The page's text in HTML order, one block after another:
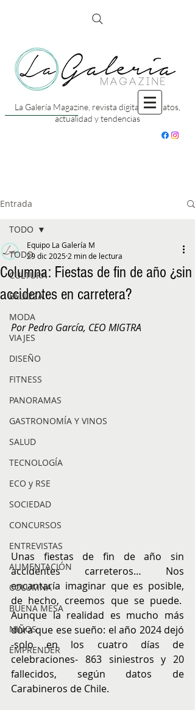
La Galería Magazine, revista digital con datos,
actualidad y tendencias
Entrada
TODO
CULTURA
BELLEZA
MODA
VIAJES
DISEÑO
FITNESS
PANORAMAS
GASTRONOMÍA Y VINOS
SALUD
TECNOLOGÍA
ECO y RSE
SOCIEDAD
CONCURSOS
ENTREVISTAS
ALIMENTACIÓN
COLUMNA
BUENA MESA
NIÑOS
EMPRENDER
TODO
Columna: Fiestas de fin de año ¿sin
accidentes en carretera?
Equipo La Galería M
29 dic 2025 2 min de lectura
Por Pedro García, CEO MIGTRA
Unas fiestas de fin de año sin
accidentes carreteros… Nos
encantaría imaginar que es posible,
de hecho, creemos que se puede.
Aunque la realidad es mucho más
dura que ese sueño: el año 2024 dejó
-solo en los cuatro días de
celebraciones- 863 siniestros y 20
fallecidos, según datos de
Carabineros de Chile.